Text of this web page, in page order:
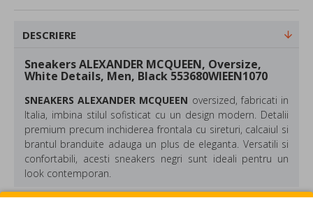
DESCRIERE
Sneakers ALEXANDER MCQUEEN, Oversize,
White Details, Men, Black 553680WIEEN1070
SNEAKERS ALEXANDER MCQUEEN oversized, fabricati in
Italia, imbina stilul sofisticat cu un design modern. Detalii
premium precum inchiderea frontala cu sireturi, calcaiul si
brantul branduite adauga un plus de eleganta. Versatili si
confortabili, acesti sneakers negri sunt ideali pentru un
look contemporan.